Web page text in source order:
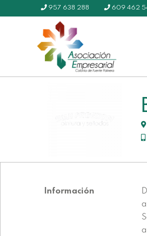
957 638 288 609 462
Información